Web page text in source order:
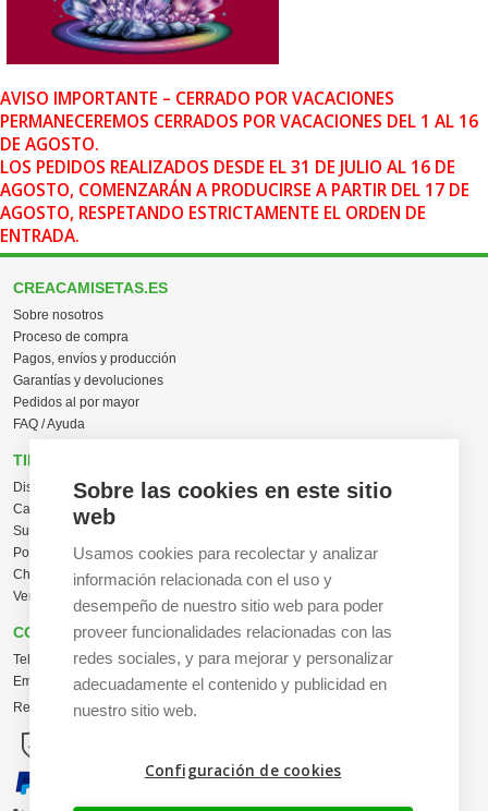
Sobre las cookies en este sitio
web
Usamos cookies para recolectar y analizar
información relacionada con el uso y
desempeño de nuestro sitio web para poder
proveer funcionalidades relacionadas con las
redes sociales, y para mejorar y personalizar
adecuadamente el contenido y publicidad en
nuestro sitio web.
Configuración de cookies
AVISO IMPORTANTE – CERRADO POR VACACIONES
PERMANECEREMOS CERRADOS POR VACACIONES DEL 1 AL 16
DE AGOSTO.
LOS PEDIDOS REALIZADOS DESDE EL 31 DE JULIO AL 16 DE
AGOSTO, COMENZARÁN A PRODUCIRSE A PARTIR DEL 17 DE
AGOSTO, RESPETANDO ESTRICTAMENTE EL ORDEN DE
ENTRADA.
CREACAMISETAS.ES
Sobre nosotros
Proceso de compra
Pagos, envíos y producción
Garantías y devoluciones
Pedidos al por mayor
FAQ / Ayuda
TIENDA ONLINE
Diseña en línea ahora
Camisetas personalizadas
Sudaderas personalizadas
Polos personalizados
Chaquetas Softshell
Ver todas las categorías
CONTACTO
Tel:
+34 665 617 305
Email:
info@creacamisetas.es
Registro y cupones descuento